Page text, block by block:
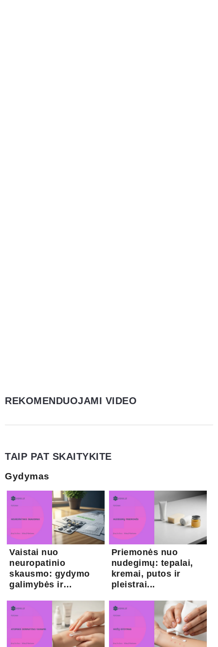
REKOMENDUOJAMI VIDEO
TAIP PAT SKAITYKITE
Gydymas
Vaistai nuo
neuropatinio
skausmo: gydymo
galimybės ir
Priemonės nuo
nudegimų: tepalai,
kremai, putos ir
pleistrai...